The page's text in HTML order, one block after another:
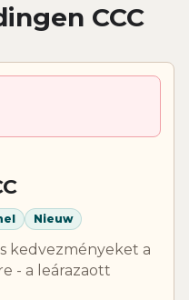
CCC
Nieuw
kedvezményeket a
- a leárazaott